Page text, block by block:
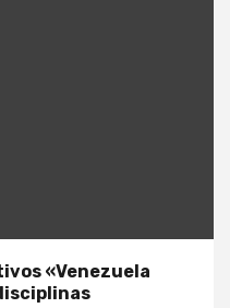
«Venezuela